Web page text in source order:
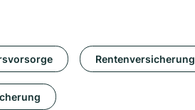
Rentenversicherung